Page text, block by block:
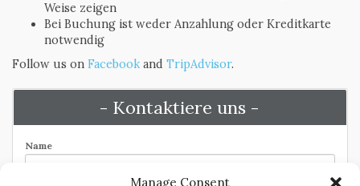
Manage Consent
Weise zeigen
Bei Buchung ist weder Anzahlung oder Kreditkarte
notwendig
Follow us on Facebook and TripAdvisor.
- Kontaktiere uns -
Name